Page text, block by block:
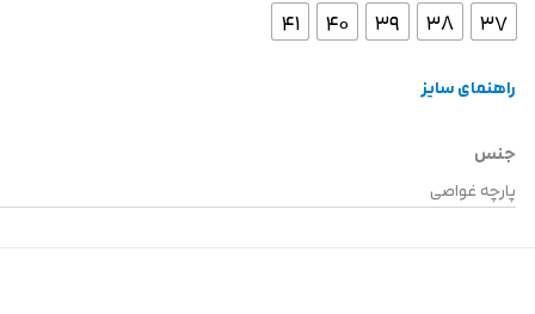
37
38
39
40
41
راهنمای سایز
جنس
پارچه غواصی